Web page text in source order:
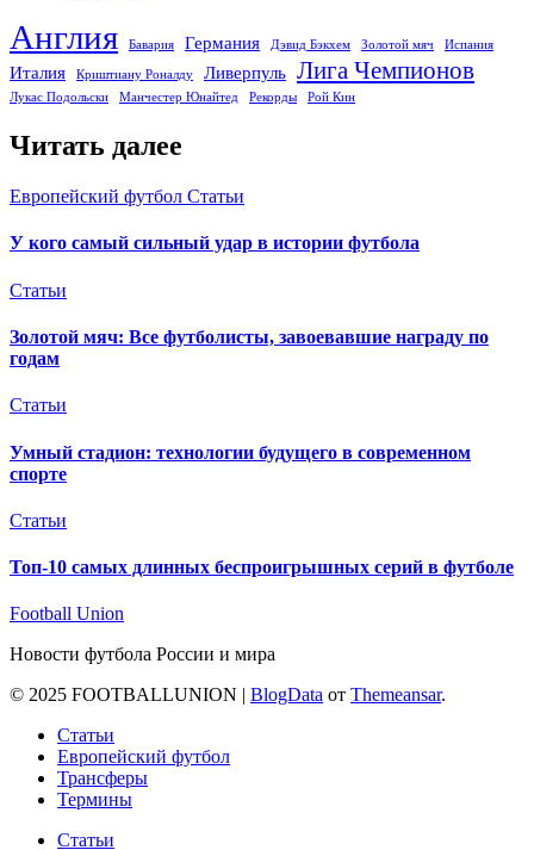
Англия Бавария Германия Дэвид Бэкхем Золотой мяч Испания
Италия Криштиану Роналду Ливерпуль Лига Чемпионов
Лукас Подольски Манчестер Юнайтед Рекорды Рой Кин
Читать далее
Европейский футбол Статьи
У кого самый сильный удар в истории футбола
Статьи
Золотой мяч: Все футболисты, завоевавшие награду по
годам
Статьи
Умный стадион: технологии будущего в современном
спорте
Статьи
Топ-10 самых длинных беспроигрышных серий в футболе
Football Union
Новости футбола России и мира
© 2025 FOOTBALLUNION | BlogData от Themeansar.
Статьи
Европейский футбол
Трансферы
Термины
Статьи